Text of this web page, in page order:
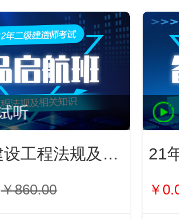
2022年建设工程法规及相关知识
￥860.00
21
￥